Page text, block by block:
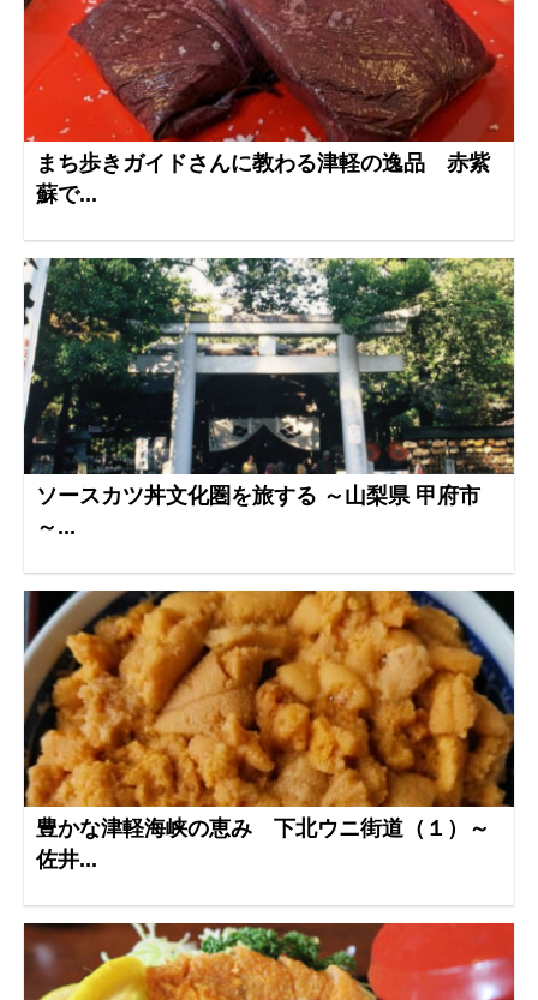
まち歩きガイドさんに教わる津軽の逸品 赤紫
蘇で...
ソースカツ丼文化圏を旅する ～山梨県 甲府市
～...
豊かな津軽海峡の恵み 下北ウニ街道（１）～
佐井...